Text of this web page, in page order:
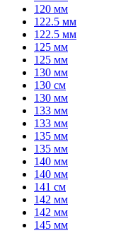
120 мм
122.5 мм
122.5 мм
125 мм
125 мм
130 мм
130 см
130 мм
133 мм
133 мм
135 мм
135 мм
140 мм
140 мм
141 см
142 мм
142 мм
145 мм